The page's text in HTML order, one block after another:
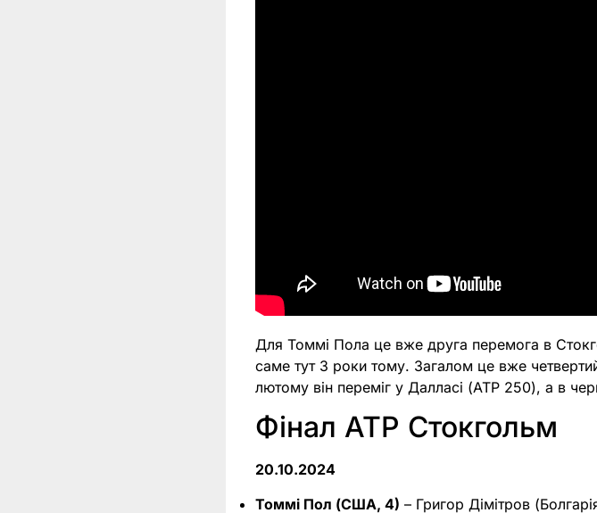
Для Томмі Пола це вже друга перемога в
саме тут 3 роки тому. Загалом це вже
лютому він переміг у Далласі (ATP 250), а в
Фінал ATP Стокгольм
20.10.2024
Томмі Пол (США, 4) – Григор Дімітров